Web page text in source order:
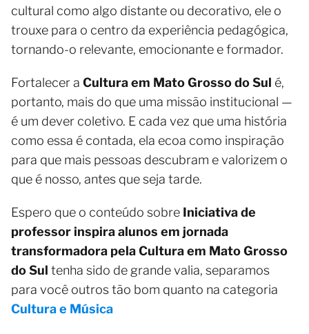
cultural como algo distante ou decorativo, ele o
trouxe para o centro da experiência pedagógica,
tornando-o relevante, emocionante e formador.
Fortalecer a Cultura em Mato Grosso do Sul é,
portanto, mais do que uma missão institucional —
é um dever coletivo. E cada vez que uma história
como essa é contada, ela ecoa como inspiração
para que mais pessoas descubram e valorizem o
que é nosso, antes que seja tarde.
Espero que o conteúdo sobre Iniciativa de
professor inspira alunos em jornada
transformadora pela Cultura em Mato Grosso
do Sul tenha sido de grande valia, separamos
para você outros tão bom quanto na categoria
Cultura e Música